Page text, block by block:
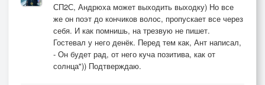
СП2С, Андрюха может выходить выходку) Но все
же он поэт до кончиков волос, пропускает все через
себя. И как помнишь, на трезвую не пишет.
Гостевал у него денёк. Перед тем как, Ант написал,
- Он будет рад, от него куча позитива, как от
солнца")) Подтверждаю.